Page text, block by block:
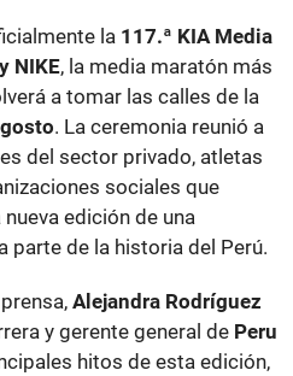
la 117.ª KIA Media
NIKE, la media maratón más
a tomar las calles de la
. La ceremonia reunió a
del sector privado, atletas
sociales que
edición de una
parte de la historia del Perú.
Alejandra Rodríguez
y gerente general de Peru
hitos de esta edición,